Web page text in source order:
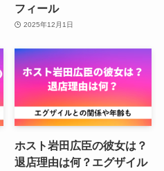
フィール
2025年12月1日
ホスト岩田広臣の彼女は？
退店理由は何？エグザイル